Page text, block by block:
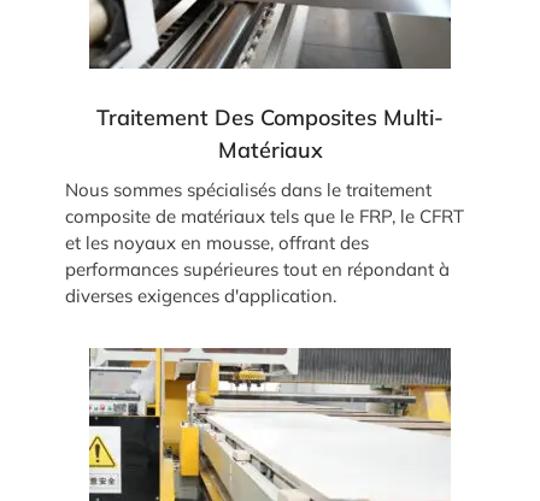
Traitement Des Composites Multi-
Matériaux
Nous sommes spécialisés dans le traitement
composite de matériaux tels que le FRP, le CFRT
et les noyaux en mousse, offrant des
performances supérieures tout en répondant à
diverses exigences d'application.